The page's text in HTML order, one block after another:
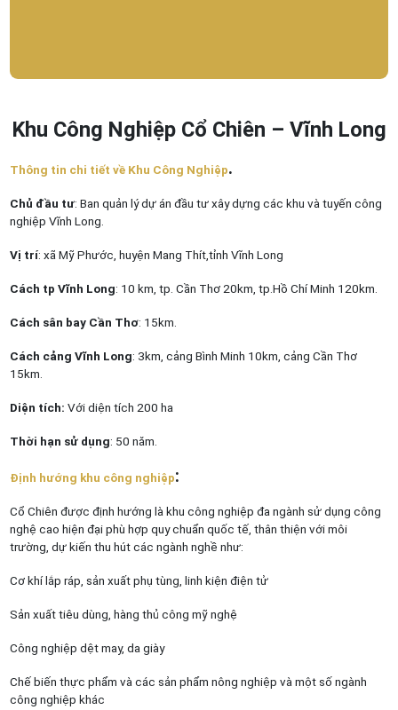
Khu Công Nghiệp Cổ Chiên – Vĩnh Long
Thông tin chi tiết về Khu Công Nghiệp.
Chủ đầu tư: Ban quản lý dự án đầu tư xây dựng các khu và tuyến công
nghiệp Vĩnh Long.
Vị trí: xã Mỹ Phước, huyện Mang Thít,tỉnh Vĩnh Long
Cách tp Vĩnh Long: 10 km, tp. Cần Thơ 20km, tp.Hồ Chí Minh 120km.
Cách sân bay Cần Thơ: 15km.
Cách cảng Vĩnh Long: 3km, cảng Bình Minh 10km, cảng Cần Thơ
15km.
Diện tích: Với diện tích 200 ha
Thời hạn sử dụng: 50 năm.
Định hướng khu công nghiệp:
Cổ Chiên được định hướng là khu công nghiệp đa ngành sử dụng công
nghệ cao hiện đại phù hợp quy chuẩn quốc tế, thân thiện với môi
trường, dự kiến thu hút các ngành nghề như:
Cơ khí lắp ráp, sản xuất phụ tùng, linh kiện điện tử
Sản xuất tiêu dùng, hàng thủ công mỹ nghệ
Công nghiệp dệt may, da giày
Chế biến thực phẩm và các sản phẩm nông nghiệp và một số ngành
công nghiệp khác